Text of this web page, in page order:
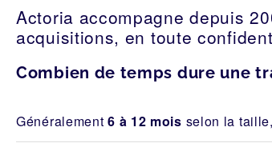
Actoria accompagne depuis
acquisitions, en toute
Combien de temps dure une
Généralement6 à 12 mois selon la